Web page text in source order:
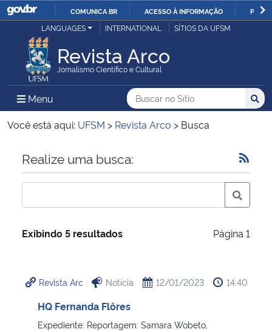
IR
O
COMUNICA BR ACESSO À INFORMAÇÃO
Ministério da Justiça e Segurança Pública
Ministério da Defesa
Ministério das Relações Exteriores
Ministério da Economia
Ministério da Infraestrutura
Ministério da Cidadania
LANGUAGES INTERNATIONAL SÍTIOS DA UFSM
Revista Arco
Jornalismo Científico e Cultural
Menu Menu Principal do Sítio
Busca
Buscar no no Sítio
Busca:
Você está aqui: UFSM > Revista Arco > Busca
Início do conteúdo
Realize uma busca:
Exibindo 5 resultados Página 1
Revista Arc Notícia 12/01/2023 14:40
HQ Fernanda Flôres
Expediente: Reportagem: Samara Wobeto,